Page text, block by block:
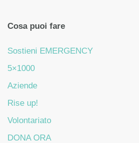
Cosa puoi fare
Sostieni EMERGENCY
5×1000
Aziende
Rise up!
Volontariato
DONA ORA